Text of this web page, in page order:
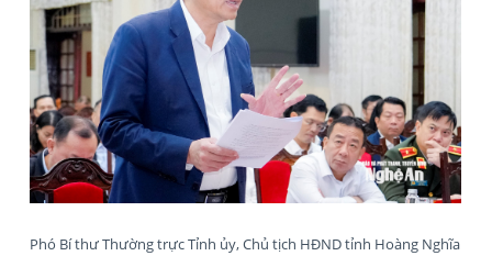
Phó Bí thư Thường trực Tỉnh ủy, Chủ tịch HĐND tỉnh Hoàng Nghĩa